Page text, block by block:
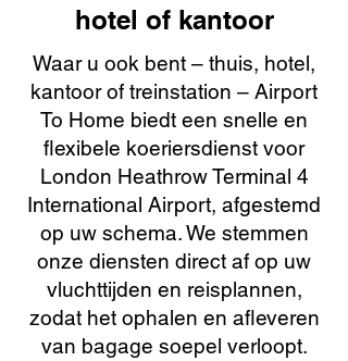
hotel of kantoor
Waar u ook bent – thuis, hotel,
kantoor of treinstation – Airport
To Home biedt een snelle en
flexibele koeriersdienst voor
London Heathrow Terminal 4
International Airport, afgestemd
op uw schema. We stemmen
onze diensten direct af op uw
vluchttijden en reisplannen,
zodat het ophalen en afleveren
van bagage soepel verloopt.